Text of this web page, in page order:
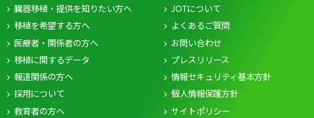
臓器移植・提供を知りたい方へ
移植を希望する方へ
医療者・関係者の方へ
移植に関するデータ
JOTについて
よくあるご質問
お問い合わせ
プレスリリース
報道関係の方へ
採用について
教育者の方へ
情報セキュリティ基本方針
個人情報保護方針
サイトポリシー